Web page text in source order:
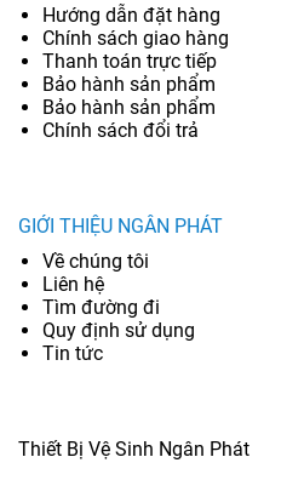
Hướng dẫn đặt hàng
Chính sách giao hàng
Thanh toán trực tiếp
Bảo hành sản phẩm
Bảo hành sản phẩm
Chính sách đổi trả
GIỚI THIỆU NGÂN PHÁT
Về chúng tôi
Liên hệ
Tìm đường đi
Quy định sử dụng
Tin tức
Thiết Bị Vệ Sinh Ngân Phát